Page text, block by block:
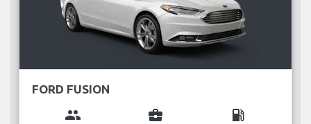
FORD FUSION
group business_center local_gas_station